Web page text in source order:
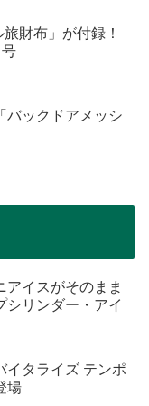
財布」が付録！
バックドアメッシ
アイスがそのまま
シリンダー・アイ
イタライズ テンポ
場